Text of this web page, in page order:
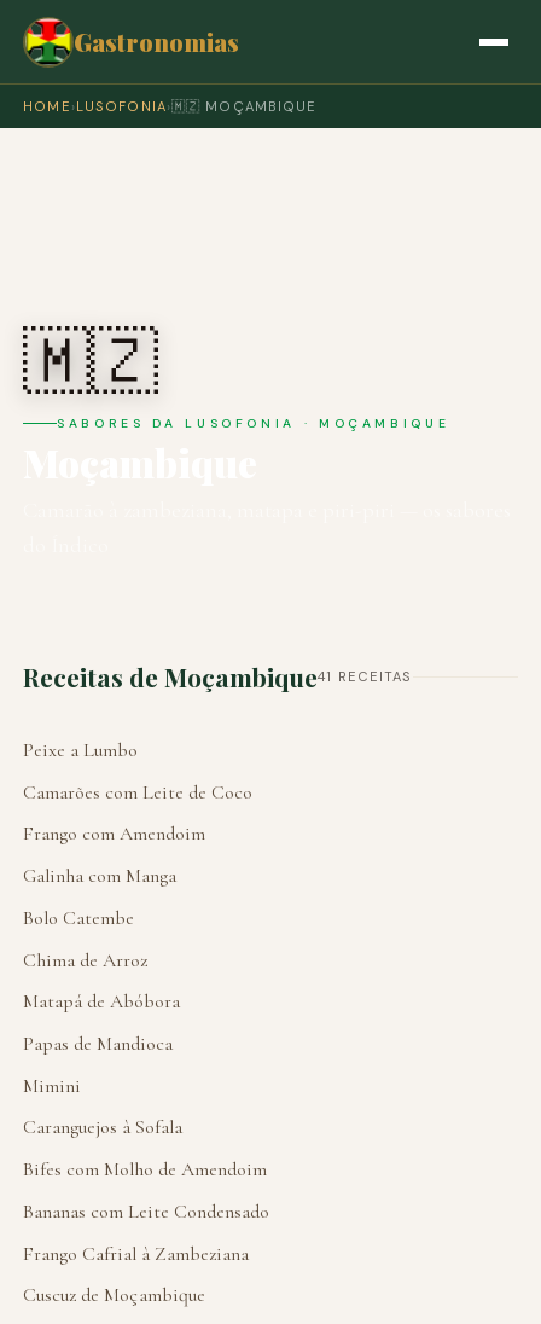
Gastronomias
HOME › LUSOFONIA›🇲🇿 MOÇAMBIQUE
🇲🇿
SABORES DA LUSOFONIA · MOÇAMBIQUE
Receitas de Moçambique41 RECEITAS
Peixe a Lumbo
Camarões com Leite de Coco
Frango com Amendoim
Galinha com Manga
Bolo Catembe
Chima de Arroz
Matapá de Abóbora
Papas de Mandioca
Mimini
Caranguejos à Sofala
Bifes com Molho de Amendoim
Bananas com Leite Condensado
Frango Cafrial à Zambeziana
Cuscuz de Moçambique